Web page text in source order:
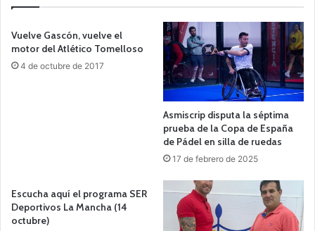
Vuelve Gascón, vuelve el
motor del Atlético Tomelloso
4 de octubre de 2017
Asmiscrip disputa la séptima
prueba de la Copa de España
de Pádel en silla de ruedas
17 de febrero de 2025
Escucha aquí el programa SER
Deportivos La Mancha (14
octubre)